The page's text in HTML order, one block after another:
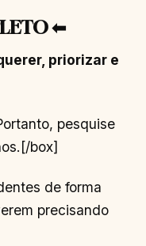
⬅
priorizar e
pesquise
box]
de forma
precisando